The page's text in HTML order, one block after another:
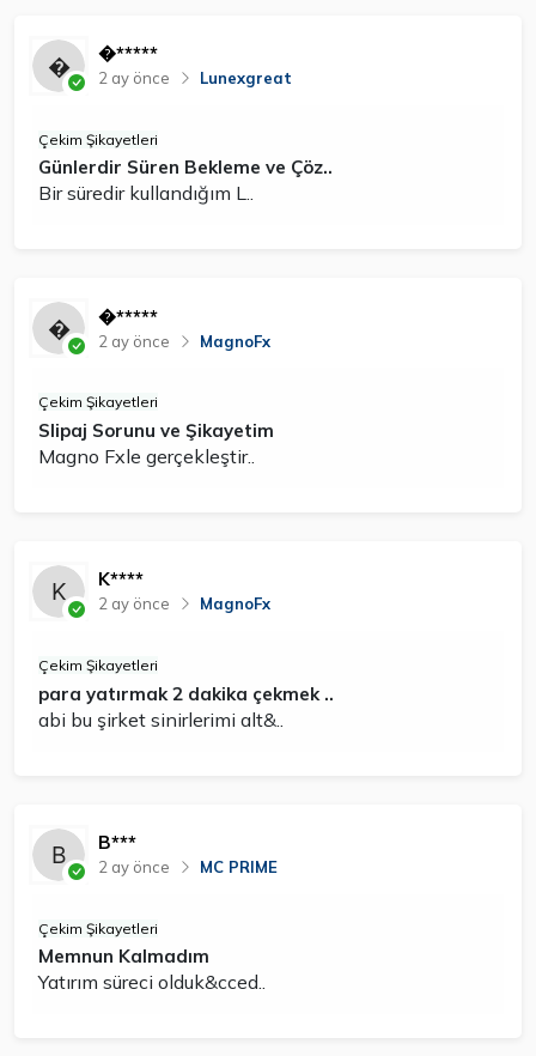
�*****
2 ay önce Lunexgreat
Çekim Şikayetleri
Günlerdir Süren Bekleme ve Çöz..
Bir süredir kullandığım L..
�*****
2 ay önce MagnoFx
Çekim Şikayetleri
Slipaj Sorunu ve Şikayetim
Magno Fxle gerçekleştir..
K****
2 ay önce MagnoFx
Çekim Şikayetleri
para yatırmak 2 dakika çekmek ..
abi bu şirket sinirlerimi alt&..
B***
2 ay önce MC PRIME
Çekim Şikayetleri
Memnun Kalmadım
Yatırım süreci olduk&cced..